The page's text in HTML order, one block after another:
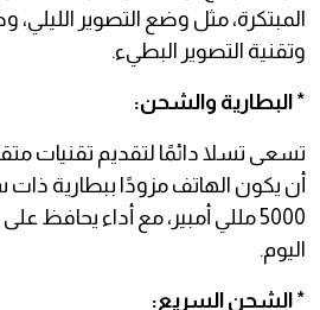
المبتكرة، مثل وضع التصوير الليلي،
وتقنية التصوير البطيء.
* البطارية والشحن:
تسعى تسلا دائمًا لتقديم تقنيات
أن يكون الهاتف مزودًا ببطارية
5000 مللي أمبير، مع أداء
اليوم.
* الشحن السريع: